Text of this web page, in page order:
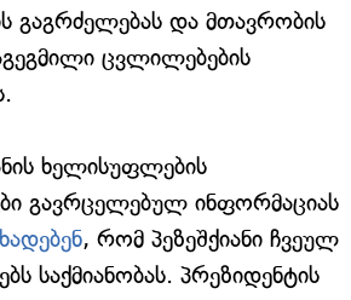
გაგრძელებას და მთავრობის
ცვლილებების
ხელისუფლების
გავრცელებულ ინფორმაციას
, რომ პეზეშქიანი ჩვეულ
საქმიანობას. პრეზიდენტის